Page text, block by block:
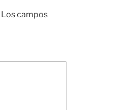
Los campos